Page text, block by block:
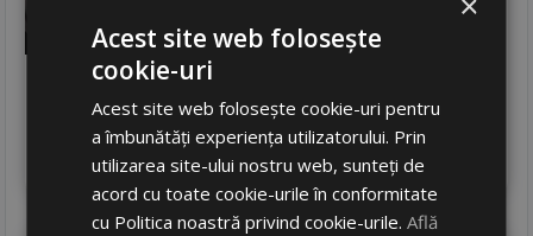
392 RON
537 RON
Ultimele 2 bucati!
livrare 2/3 zile
Adauga in cos
Acest site web folosește
cookie-uri
Acest site web folosește cookie-uri pentru
a îmbunătăți experiența utilizatorului. Prin
utilizarea site-ului nostru web, sunteți de
acord cu toate cookie-urile în conformitate
cu Politica noastră privind cookie-urile.Află